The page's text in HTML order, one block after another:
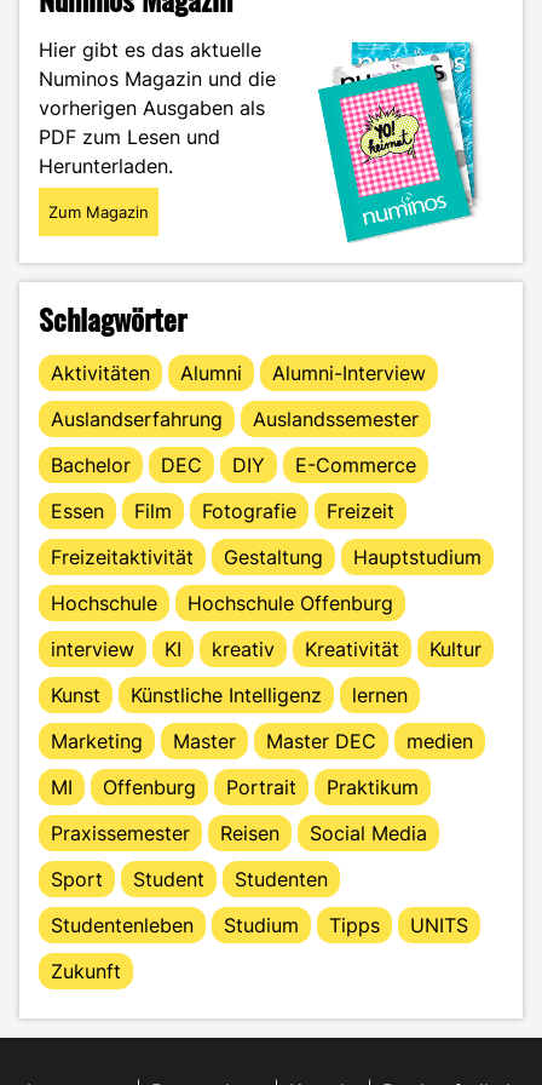
Hier gibt es das aktuelle
Numinos Magazin und die
vorherigen Ausgaben als
PDF zum Lesen und
Herunterladen.
Zum Magazin
Schlagwörter
Aktivitäten Alumni
Alumni-Interview
Auslandserfahrung
Auslandssemester
Bachelor
DEC DIY
E-Commerce
Essen
Film Fotografie
Freizeit
Freizeitaktivität
Gestaltung
Hauptstudium
Hochschule
Hochschule Offenburg
interview
KI kreativ Kreativität
Kultur
Kunst
Künstliche Intelligenz
lernen
Marketing
Master Master DEC
medien
MI
Offenburg Portrait
Praktikum
Praxissemester
Reisen
Social Media
Sport
Student
Studenten
Studentenleben
Studium Tipps
UNITS
Zukunft